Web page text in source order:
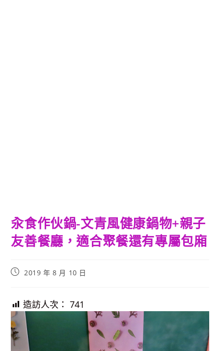
汆食作伙鍋-文青風健康鍋物+親子
友善餐廳，適合聚餐還有專屬包廂
Post2019 年 8 月 10 日
造訪人次： 741